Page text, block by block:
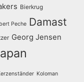
Bierkrug
Peche Damast
Georg Jensen
Koloman